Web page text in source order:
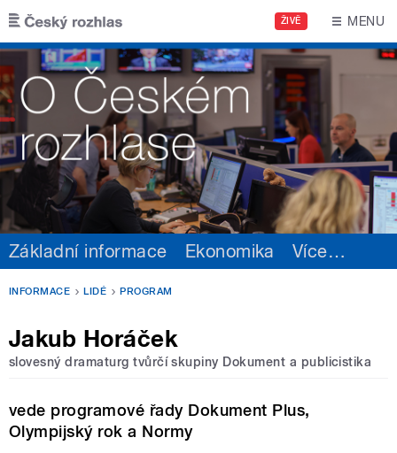
Přejít k hlavnímu obsahu
ŽIVĚ MENU
Základní informace Ekonomika Více…
INFORMACE LIDÉ PROGRAM
Jakub Horáček
slovesný dramaturg tvůrčí skupiny Dokument a publicistika
vede programové řady Dokument Plus,
Olympijský rok a Normy